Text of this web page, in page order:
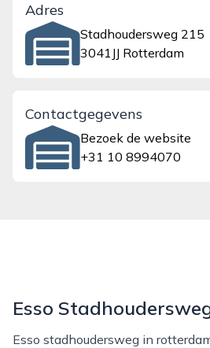
Adres
Stadhoudersweg 215
3041JJ Rotterdam
Contactgegevens
Bezoek de website
+31 10 8994070
Esso
Esso stadhoudersweg in rotterdam is een moderne en